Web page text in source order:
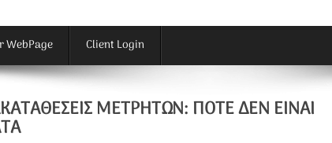
WebPage Client Login
ΜΕΤΡΗΤΏΝ: ΠΌΤΕ ΔΕΝ ΕΊΝΑΙ